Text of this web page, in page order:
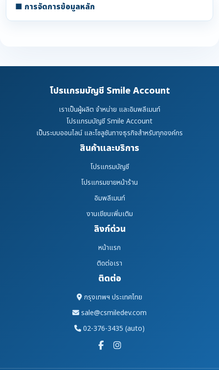
■ การจัดการข้อมูลหลัก
โปรแกรมบัญชี Smile Account
เราเป็นผู้ผลิต จำหน่าย และอิมพลีเมนท์
โปรแกรมบัญชี Smile Account
เป็นระบบออนไลน์ และโซลูชันทางธุรกิจสำหรับทุกองค์กร
สินค้าและบริการ
โปรแกรมบัญชี
โปรแกรมขายหน้าร้าน
อิมพลีเมนท์
งานเขียนเพิ่มเติม
ลิงก์ด่วน
หน้าแรก
ติดต่อเรา
ติดต่อ
กรุงเทพฯ ประเทศไทย
sale@csmiledev.com
02-376-3435 (auto)